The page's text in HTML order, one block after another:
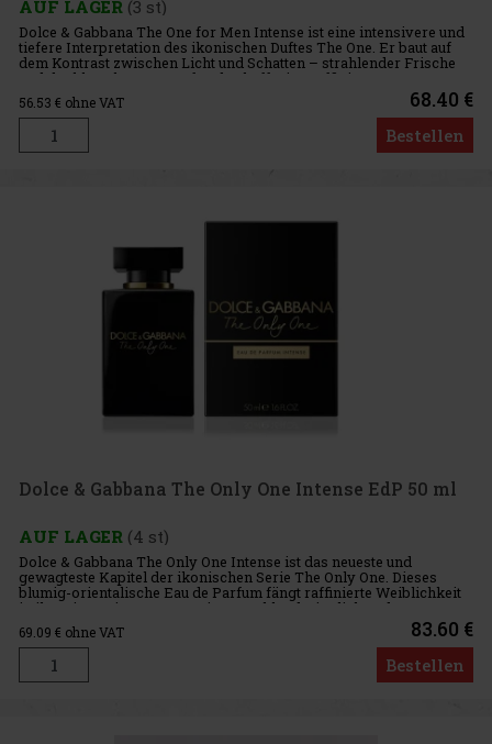
AUF LAGER (3 st)
Dolce & Gabbana The One for Men Intense ist eine intensivere und
tiefere Interpretation des ikonischen Duftes The One. Er baut auf
dem Kontrast zwischen Licht und Schatten – strahlender Frische
und dunkler Eleganz – auf und schafft eine raffinier
56.53 € ohne VAT 68.40 €
Bestellen
Dolce & Gabbana The Only One Intense EdP 50 ml
AUF LAGER (4 st)
Dolce & Gabbana The Only One Intense ist das neueste und
gewagteste Kapitel der ikonischen Serie The Only One. Dieses
blumig-orientalische Eau de Parfum fängt raffinierte Weiblichkeit
in ihrer intensivsten Form ein – strahlend, sinnlich und unver
69.09 € ohne VAT 83.60 €
Bestellen